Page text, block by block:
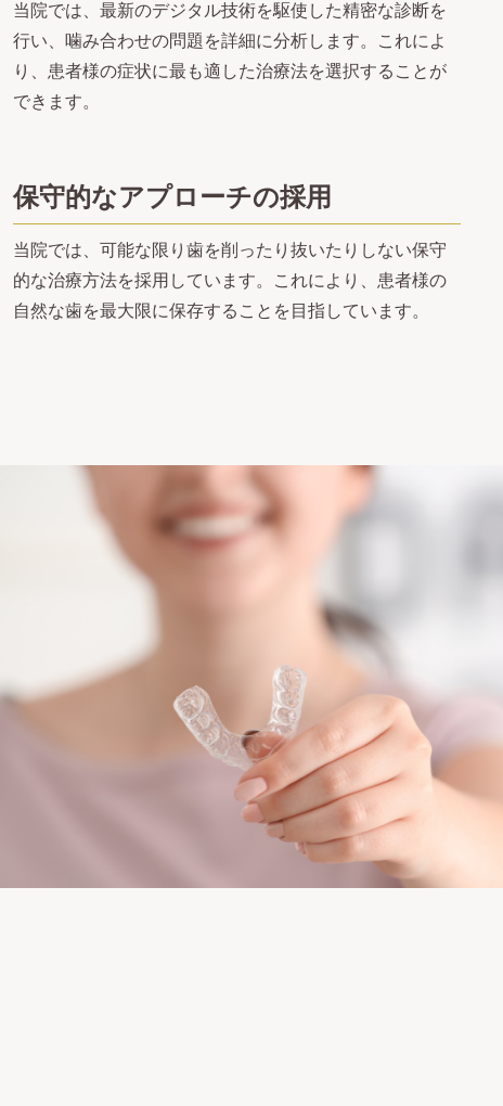
当院では、最新のデジタル技術を駆使した精密な診断を
行い、噛み合わせの問題を詳細に分析します。これによ
り、患者様の症状に最も適した治療法を選択することが
できます。
保守的なアプローチの採用
当院では、可能な限り歯を削ったり抜いたりしない保守
的な治療方法を採用しています。これにより、患者様の
自然な歯を最大限に保存することを目指しています。